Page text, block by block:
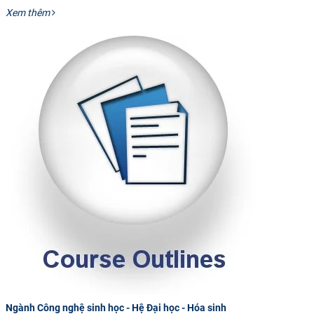
Xem thêm
Ngành Công nghệ sinh học - Hệ Đại học - Hóa sinh